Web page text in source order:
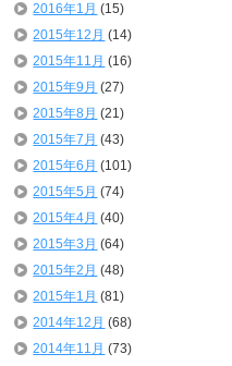
2016年1月 (15)
2015年12月 (14)
2015年11月 (16)
2015年9月 (27)
2015年8月 (21)
2015年7月 (43)
2015年6月 (101)
2015年5月 (74)
2015年4月 (40)
2015年3月 (64)
2015年2月 (48)
2015年1月 (81)
2014年12月 (68)
2014年11月 (73)